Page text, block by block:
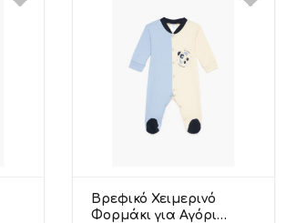
Βρεφικό Χειμερινό
Φορμάκι για Αγόρι